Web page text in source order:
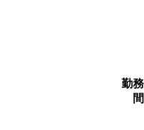
勤
間